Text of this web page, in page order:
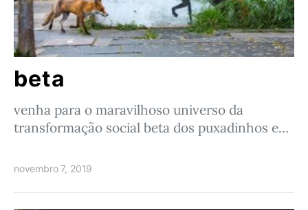
beta
venha para o maravilhoso universo da
transformação social beta dos puxadinhos e…
novembro 7, 2019